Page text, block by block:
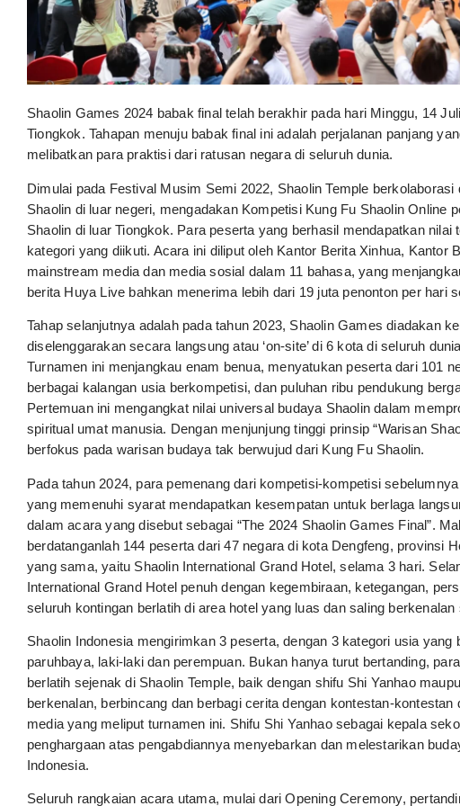
Shaolin Games 2024 babak final telah berakhir pada hari Minggu, 14
Tiongkok. Tahapan menuju babak final ini adalah perjalanan panjang
melibatkan para praktisi dari ratusan negara di seluruh dunia.
Dimulai pada Festival Musim Semi 2022, Shaolin Temple
Shaolin di luar negeri, mengadakan Kompetisi Kung Fu Shaolin Online
Shaolin di luar Tiongkok. Para peserta yang berhasil mendapatkan
kategori yang diikuti. Acara ini diliput oleh Kantor Berita Xinhua, Kantor
mainstream media dan media sosial dalam 11 bahasa, yang
berita Huya Live bahkan menerima lebih dari 19 juta penonton per hari
Tahap selanjutnya adalah pada tahun 2023, Shaolin Games diadakan
diselenggarakan secara langsung atau ‘on-site’ di 6 kota di seluruh
Turnamen ini menjangkau enam benua, menyatukan peserta dari 101
berbagai kalangan usia berkompetisi, dan puluhan ribu pendukung
Pertemuan ini mengangkat nilai universal budaya Shaolin dalam
spiritual umat manusia. Dengan menjunjung tinggi prinsip “Warisan
berfokus pada warisan budaya tak berwujud dari Kung Fu Shaolin.
Pada tahun 2024, para pemenang dari kompetisi-kompetisi
yang memenuhi syarat mendapatkan kesempatan untuk berlaga
dalam acara yang disebut sebagai “The 2024 Shaolin Games Final”.
berdatanganlah 144 peserta dari 47 negara di kota Dengfeng, provinsi
yang sama, yaitu Shaolin International Grand Hotel, selama 3 hari.
International Grand Hotel penuh dengan kegembiraan, ketegangan,
seluruh kontingan berlatih di area hotel yang luas dan saling berkenalan
Shaolin Indonesia mengirimkan 3 peserta, dengan 3 kategori usia
paruhbaya, laki-laki dan perempuan. Bukan hanya turut bertanding,
berlatih sejenak di Shaolin Temple, baik dengan shifu Shi Yanhao
berkenalan, berbincang dan berbagi cerita dengan kontestan-
media yang meliput turnamen ini. Shifu Shi Yanhao sebagai kepala
penghargaan atas pengabdiannya menyebarkan dan melestarikan
Indonesia.
Seluruh rangkaian acara utama, mulai dari Opening Ceremony,